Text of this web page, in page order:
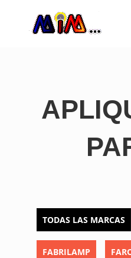
TODAS LAS MARCAS
FABRILAMP